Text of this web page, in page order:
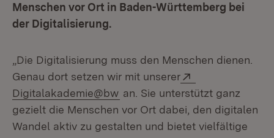
Menschen vor Ort in Baden-Württemberg bei
der Digitalisierung.
„Die Digitalisierung muss den Menschen dienen.
Genau dort setzen wir mit unserer
Digitalakademie@bw (Öffnet in neuem Fenster)
an. Sie unterstützt ganz
gezielt die Menschen vor Ort dabei, den digitalen
Wandel aktiv zu gestalten und bietet vielfältige